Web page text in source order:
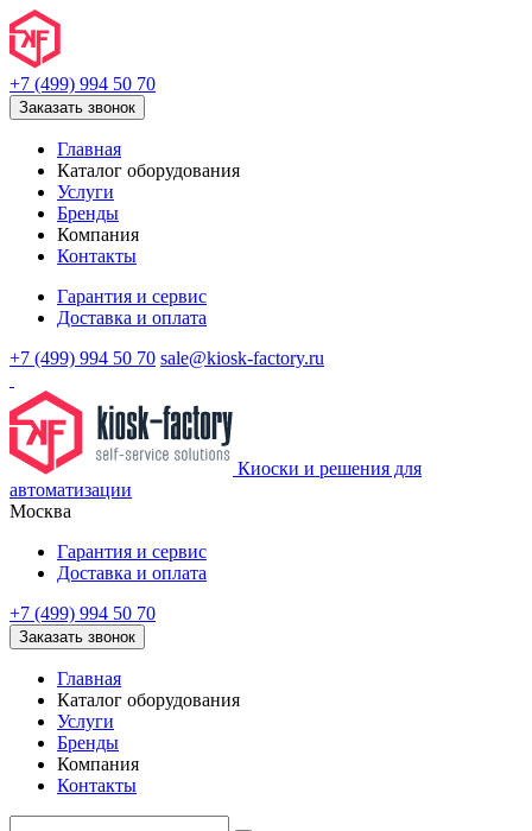
+7 (499) 994 50 70
Заказать звонок
Главная
Каталог оборудования
Услуги
Бренды
Компания
Контакты
Гарантия и сервис
Доставка и оплата
+7 (499) 994 50 70 sale@kiosk-factory.ru
Киоски и решения для
автоматизации
Москва
Гарантия и сервис
Доставка и оплата
+7 (499) 994 50 70
Заказать звонок
Главная
Каталог оборудования
Услуги
Бренды
Компания
Контакты